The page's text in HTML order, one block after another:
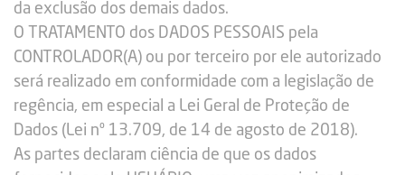
da exclusão dos demais dados.
O TRATAMENTO dos DADOS PESSOAIS pela
CONTROLADOR(A) ou por terceiro por ele autorizado
será realizado em conformidade com a legislação de
regência, em especial a Lei Geral de Proteção de
Dados (Lei nº 13.709, de 14 de agosto de 2018).
As partes declaram ciência de que os dados